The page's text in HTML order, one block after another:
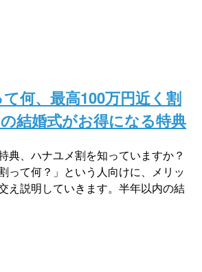
何、最高100万円近く割
結婚式がお得になる特典
典、ハナユメ割を知っていますか？
って何？」という人向けに、メリッ
え説明していきます。半年以内の結